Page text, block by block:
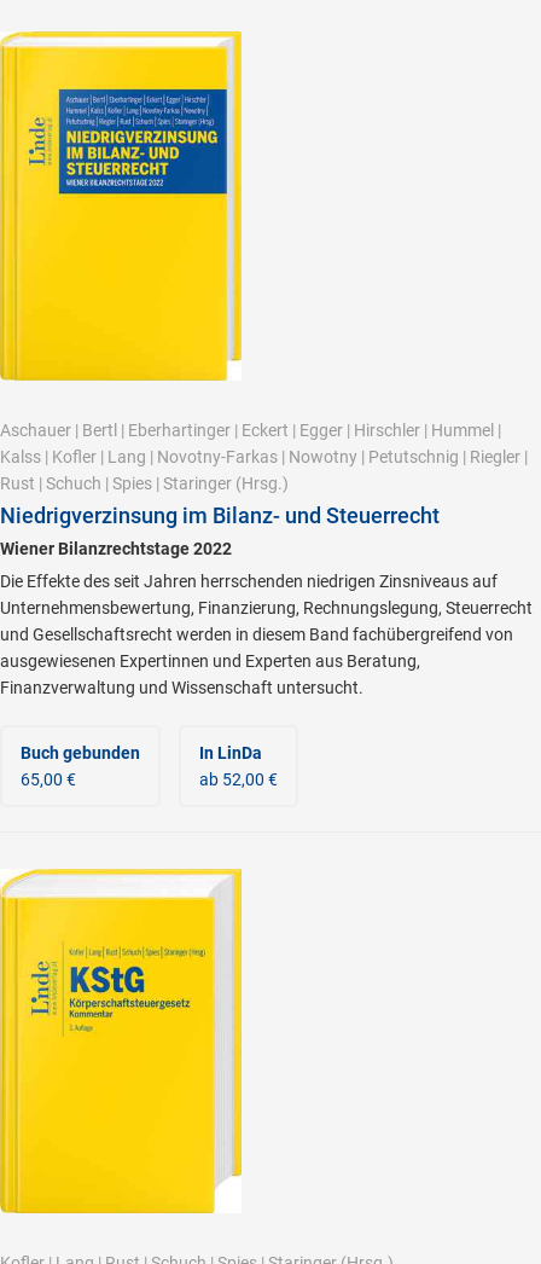
Aschauer | Bertl | Eberhartinger | Eckert | Egger | Hirschler | Hummel |
Kalss | Kofler | Lang | Novotny-Farkas | Nowotny | Petutschnig | Riegler |
Rust | Schuch | Spies | Staringer (Hrsg.)
Niedrigverzinsung im Bilanz- und Steuerrecht
Wiener Bilanzrechtstage 2022
Die Effekte des seit Jahren herrschenden niedrigen Zinsniveaus auf
Unternehmensbewertung, Finanzierung, Rechnungslegung, Steuerrecht
und Gesellschaftsrecht werden in diesem Band fachübergreifend von
ausgewiesenen Expertinnen und Experten aus Beratung,
Finanzverwaltung und Wissenschaft untersucht.
Buch gebunden
65,00 €
In LinDa
ab 52,00 €